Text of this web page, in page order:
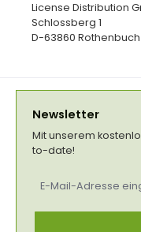
License Distribution
Schlossberg 1
D-63860 Rothenbuch
Newsletter
Mit unserem
to-date!
Mail-